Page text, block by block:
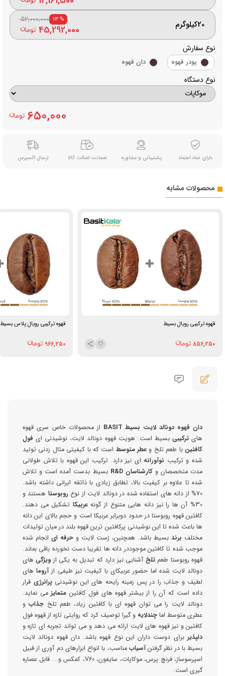
20کیلوگرم % 13
52,000,000
45,292,000
نوع سفارش
پودر قهوه دان قهوه
نوع دستگاه
650,000
دارای نماد اعتماد پشتیبانی و مشاوره ضمانت اصالت کالا ارسال اکسپرس
محصولات مشابه
قهوه ترکیبی رویال بسیط
856,250
قهوه ترکیبی رویال پلاس بسیط
966,250
دان قهوه دونالد لایت بسیط BASIT
از محصولات خاص سری قهوه
هایترکیبی بسیط است. هویت قهوه دونالد لایت، نوشیدنی ای فول
کافئینبا طعم تلخ و عطر متوسط است که با کیفیتی مثال زدنی تولید
شده و ترکیب نوآورانه ای نیز دارد. ترکیب این قهوه با تلاش طولانی
مدت متخصصان وکارشناسان R&D
بسیط بدست آمده است و تلاش
شده تا علاوه بر کیفیت بالا، تطابق زیادی با ذائقه ایرانی داشته باشد.
70% از دانه های استفاده شده در دونالد لایت از نوع
روبوستا هستند و
30% آن ها را نیز دانه هایی متنوع از گونه
عربیکا تشکیل می دهند.
کافئین قهوه روبوستا در حدود دوبرابر عربیکا است و حجم بالای این دانه
ها باعث شده تا این نوشیدنی پرکافئین ترین قهوه بلند در میان تولیدات
مختلف برند بسیط باشد. همچنین، رُست لایت و حرفه ای انجام شده
موجب شده تا کافئین موجوددر دانه ها تقریبا دست نخورده باقی بماند.
قهوه روبوستا طعمتلخ آشنایی نیز دارد که تبدیل به یکی از ویژگیهای
دونالد لایت شده اما حضور عربیکای با کیفیت نیز طیفی از آروماهای
لطیف و جذاب را در پس زمینه رایحه های این نوشیدنیپرانرژی قرار
داده است که آن را از بیشتر قهوه های فول کافئین متمایزمی نماید.
دونالد لایت را می توان قهوه ای با کافئین زیاد، طعم تلخ جذابو
عطری متوسط اما چندلایه و گیرا توصیف کرد که روایتی تازه از قهوه فول
کافئین و نیز قهوه های لایت ارائه می دهد و می تواند تجربه ای تازه و
دلپذیر برای دوست داران این نوع قهوه باشد. دان قهوه دونالد لایت
بسیط با در نظر گرفتنآسیاب مناسب، با انواع ابزارهای دم آوری از قبیل
اسپرسوساز، فرنچ پرس، موکاپات، سایفون، V60، کمکس و... قابل عصاره
گیری است.